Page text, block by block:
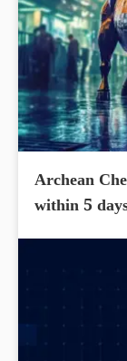
Archean
within 5